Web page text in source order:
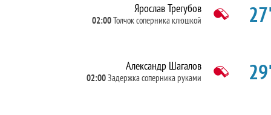
Ярослав Трегубов
02:00Толчок соперника клюшкой
Александр Шагалов
02:00Задержка соперника руками